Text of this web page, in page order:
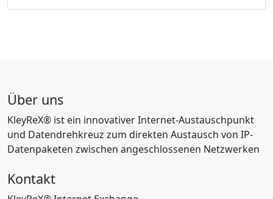
Über uns
KleyReX® ist ein innovativer Internet-Austauschpunkt
und Datendrehkreuz zum direkten Austausch von IP-
Datenpaketen zwischen angeschlossenen Netzwerken
Kontakt